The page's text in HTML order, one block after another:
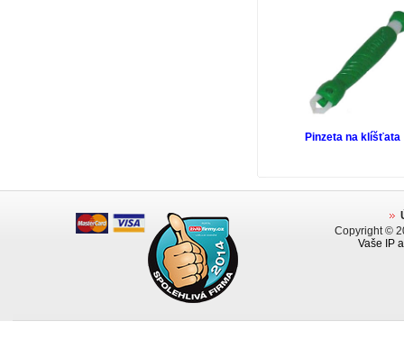
Pinzeta na klíšťata
Copyright ©
Vaše IP